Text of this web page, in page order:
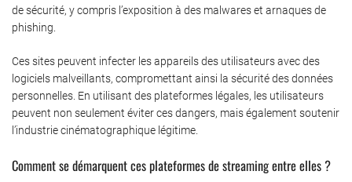
de sécurité, y compris l’exposition à des malwares et arnaques de
phishing.
Ces sites peuvent infecter les appareils des utilisateurs avec des
logiciels malveillants, compromettant ainsi la sécurité des données
personnelles. En utilisant des plateformes légales, les utilisateurs
peuvent non seulement éviter ces dangers, mais également soutenir
l’industrie cinématographique légitime.
Comment se démarquent ces plateformes de streaming entre elles ?